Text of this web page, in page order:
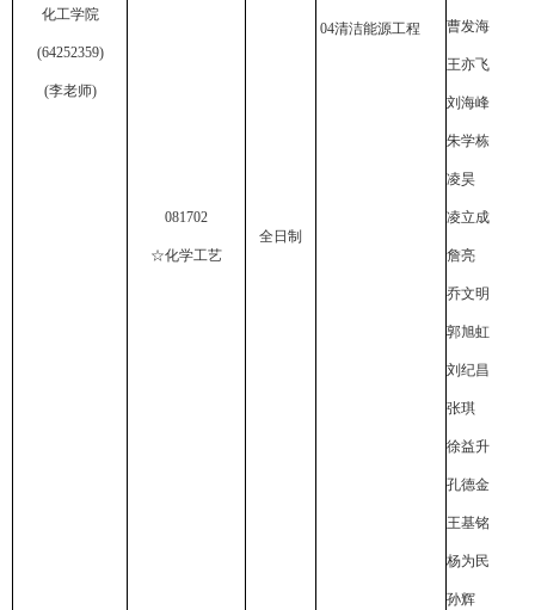
化工学院
(64252359)
(李老师)
081702
☆化学工艺
全日制
04清洁能源工程 曹发海
王亦飞
刘海峰
朱学栋
凌昊
凌立成
詹亮
乔文明
郭旭虹
刘纪昌
张琪
徐益升
孔德金
王基铭
杨为民
孙辉